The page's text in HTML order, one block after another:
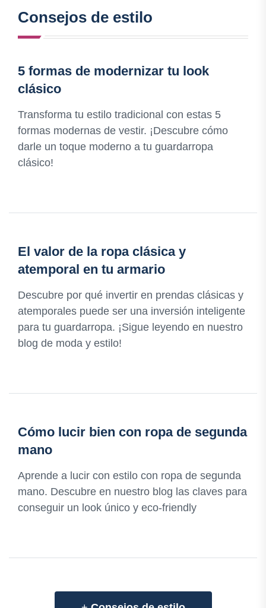
Consejos de estilo
5 formas de modernizar tu look
clásico
Transforma tu estilo tradicional con estas 5
formas modernas de vestir. ¡Descubre cómo
darle un toque moderno a tu guardarropa
clásico!
El valor de la ropa clásica y
atemporal en tu armario
Descubre por qué invertir en prendas clásicas y
atemporales puede ser una inversión inteligente
para tu guardarropa. ¡Sigue leyendo en nuestro
blog de moda y estilo!
Cómo lucir bien con ropa de segunda
mano
Aprende a lucir con estilo con ropa de segunda
mano. Descubre en nuestro blog las claves para
conseguir un look único y eco-friendly